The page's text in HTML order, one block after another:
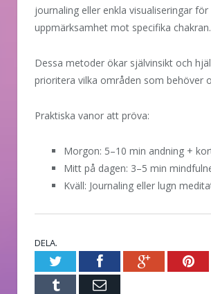
journaling eller enkla visualiseringar
uppmärksamhet mot specifika chakran.
Dessa metoder ökar självinsikt och
prioritera vilka områden som behöver
Praktiska vanor att pröva:
Morgon: 5–10 min andning +
Mitt på dagen: 3–5 min
Kväll: Journaling eller lugn
DELA.
TwitterFacebookGoogle+
Tumblr E-